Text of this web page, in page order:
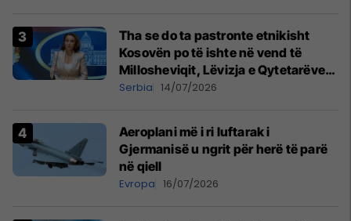
Tha se do ta pastronte etnikisht
Kosovën po të ishte në vend të
Millosheviqit, Lëvizja e Qytetarëve
të Lirë në Serbi kërkon shkarkimin e
Serbia 14/07/2026
Aeroplani më i ri luftarak i
Gjermanisë u ngrit për herë të parë
në qiell
Evropa 16/07/2026